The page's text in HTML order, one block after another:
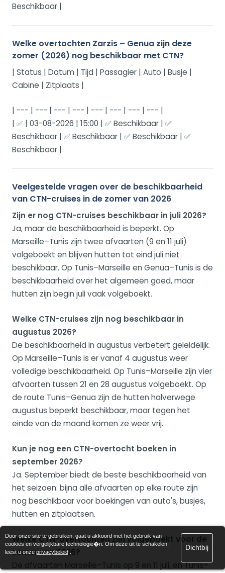
Beschikbaar |
Welke overtochten Zarzis – Genua zijn deze
zomer (2026) nog beschikbaar met CTN?
| Status | Datum | Tijd | Passagier | Auto | Busje |
Cabine | Zitplaats |
| --- | --- | --- | --- | --- | --- | --- | --- |
| ✅ | 03-08-2026 | 15:00 | ✅ Beschikbaar | ✅
Beschikbaar | ✅ Beschikbaar | ✅ Beschikbaar | ✅
Beschikbaar |
Veelgestelde vragen over de beschikbaarheid
van CTN-cruises in de zomer van 2026
Zijn er nog CTN-cruises beschikbaar in juli 2026?
Ja, maar de beschikbaarheid is beperkt. Op
Marseille–Tunis zijn twee afvaarten (9 en 11 juli)
volgeboekt en blijven hutten tot eind juli niet
beschikbaar. Op Tunis–Marseille en Genua–Tunis is de
beschikbaarheid over het algemeen goed, maar
hutten zijn begin juli vaak volgeboekt.
Welke CTN-cruises zijn nog beschikbaar in
augustus 2026?
De beschikbaarheid in augustus verbetert geleidelijk.
Op Marseille–Tunis is er vanaf 4 augustus weer
volledige beschikbaarheid. Op Tunis–Marseille zijn vier
afvaarten tussen 21 en 28 augustus volgeboekt. Op
de route Tunis–Genua zijn de hutten halverwege
augustus beperkt beschikbaar, maar tegen het
einde van de maand komen ze weer vrij.
Kun je nog een CTN-overtocht boeken in
september 2026?
Ja. September biedt de beste beschikbaarheid van
het seizoen: bijna alle afvaarten op elke route zijn
nog beschikbaar voor boekingen van auto's, busjes,
hutten en zitplaatsen.
Welke CTN-overtochten zijn volgeboekt voor de
zomer van 2026?
De afvaarten Marseille–Tunis op 9 en 11 juli, en Tunis–
Door onze site te gebruiken, gaat u akkoord met het gebruik van
cookies en vergelijkbare technologie�n. Om deze uit te schakelen,
leest u onzeprivacybeleid.
Dichtbij